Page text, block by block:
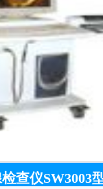
查仪SW3003